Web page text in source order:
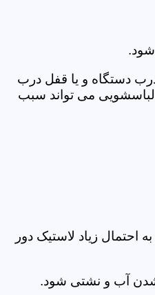
شود.
دستگاه و یا قفل درب
لباسشویی می تواند سبب
زیاد لاستیک دور
شدن آب و نشتی شود.